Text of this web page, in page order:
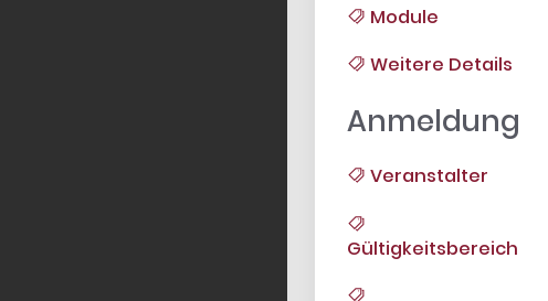
Module
Weitere Details
Anmeldung
Veranstalter
Gültigkeitsbereich